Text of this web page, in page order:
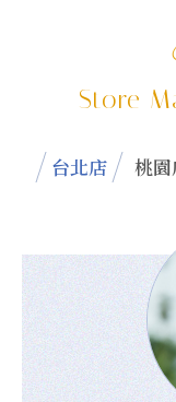
Store
台北店 桃